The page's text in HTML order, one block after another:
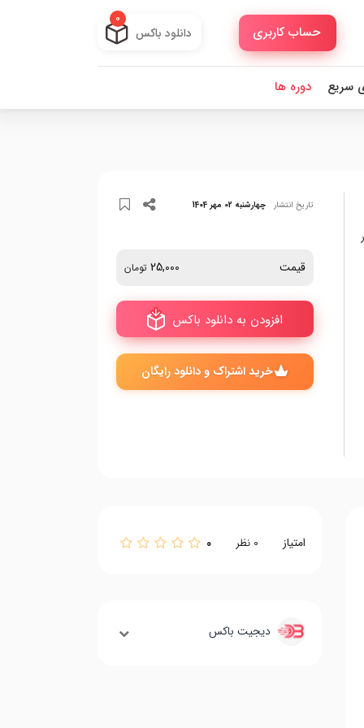
حساب کاربری دانلود باکس
0
سریع دوره ها
تاریخ انتشار چهارشنبه 02 مهر 1404
قیمت 25,000 تومان
افزودن به دانلود باکس
خرید اشتراک و دانلود رایگان
امتیاز 0 نظر 0
دیجیت باکس